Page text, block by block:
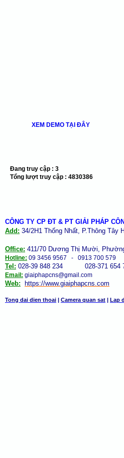
XEM DEMO TẠI ĐÂY
Đang truy cập : 3
Tổng lượt truy cập : 4830386
CÔNG TY CP ĐT & PT GIẢI PHÁP
Add: 34/2H1 Thống Nhất, P.Thông Tây
Office: 411/70 Dương Thị Mười,
Hotline: 09 3456 9567 - 0913 700 579
Tel: 028-39 848 234 028-371 654
Email: giaiphapcns@gmail.com
Web: https://www.giaiphapcns.com
Tong dai dien thoai | Camera quan sat | Lap